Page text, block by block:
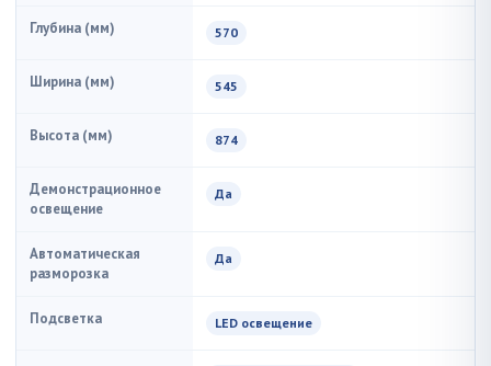
Глубина (мм) 570
Ширина (мм) 545
Высота (мм) 874
Демонстрационное
освещение
Да
Автоматическая
разморозка
Да
Подсветка LED освещение